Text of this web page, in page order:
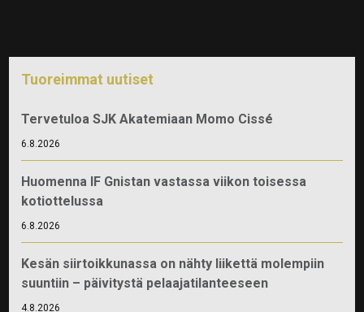
Tuoreimmat uutiset
Tervetuloa SJK Akatemiaan Momo Cissé
6.8.2026
Huomenna IF Gnistan vastassa viikon toisessa
kotiottelussa
6.8.2026
Kesän siirtoikkunassa on nähty liikettä molempiin
suuntiin – päivitystä pelaajatilanteeseen
4.8.2026